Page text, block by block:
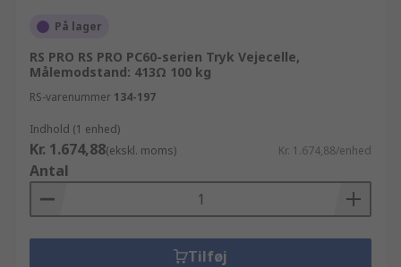
På lager
RS PRO RS PRO PC60-serien Tryk Vejecelle,
Målemodstand: 413Ω 100 kg
RS-varenummer 134-197
Indhold (1 enhed)
Kr. 1.674,88(ekskl. moms) Kr. 1.674,88/enhed
Antal
Tilføj